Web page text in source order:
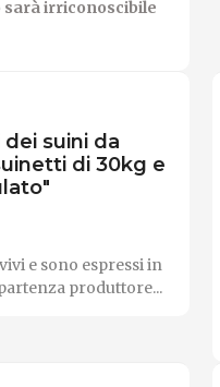
irriconoscibile
suini da
di 30kg e
e sono espressi in
produttore...